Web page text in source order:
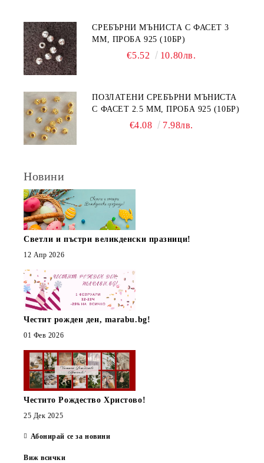
СРЕБЪРНИ МЪНИСТА С ФАСЕТ 3
ММ, ПРОБА 925 (10БР)
€5.52 10.80лв.
ПОЗЛАТЕНИ СРЕБЪРНИ МЪНИСТА
С ФАСЕТ 2.5 ММ, ПРОБА 925 (10БР)
€4.08 7.98лв.
Новини
Светли и пъстри великденски празници!
12 Апр 2026
Честит рожден ден, marabu.bg!
01 Фев 2026
Честито Рождество Христово!
25 Дек 2025
Абонирай се за новини
Виж всички